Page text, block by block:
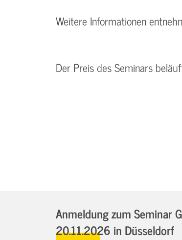
Weitere Informationen
Der Preis des Seminars
Anmeldung zum Seminar
20.11.2026 in Düsseldorf